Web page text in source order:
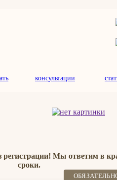
консультации
регистрации! Мы ответим в
сроки.